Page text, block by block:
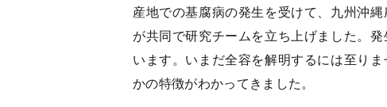
産地での基腐病の発生を受けて、九州沖
が共同で研究チームを立ち上げました。
います。いまだ全容を解明するには至り
かの特徴がわかってきました。